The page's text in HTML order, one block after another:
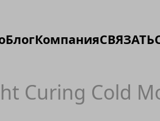
БлогКомпания
Curing Cold